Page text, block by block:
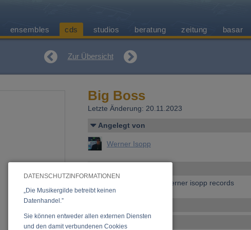
DATENSCHUTZINFORMATIONEN
„Die Musikergilde betreibt keinen
Datenhandel.”
Sie können entweder allen externen Diensten
und den damit verbundenen Cookies
ensembles cds studios beratung zeitung basar
Zur Übersicht
Big Boss
Letzte Änderung: 20.11.2023
Angelegt von
Werner Isopp
2000, werner isopp records